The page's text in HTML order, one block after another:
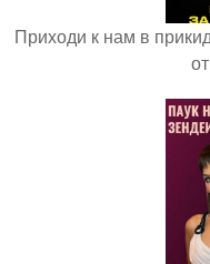
Приходи к нам в